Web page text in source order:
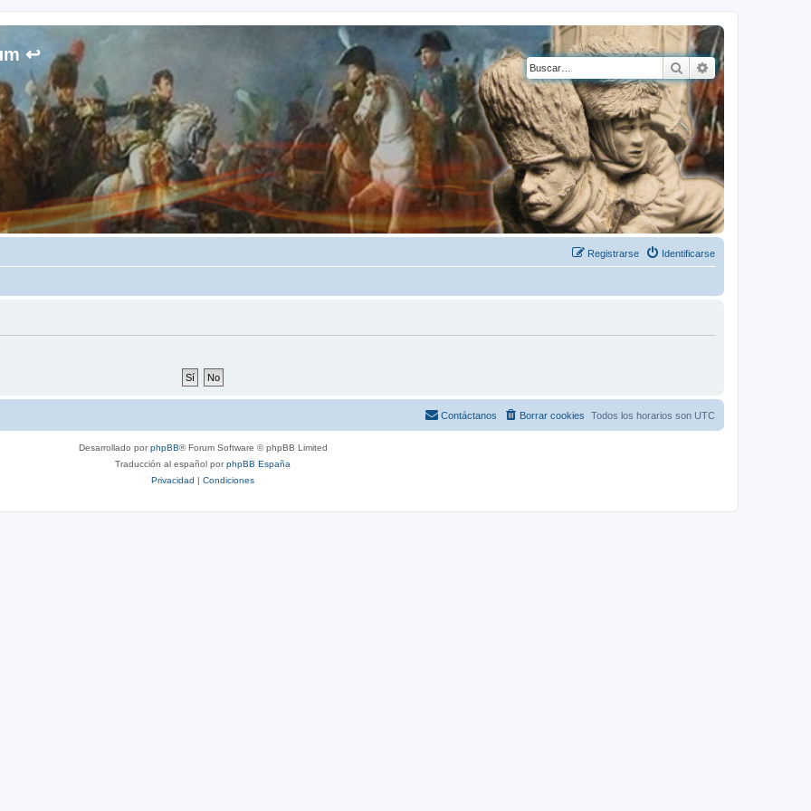
↩
BuscarBúsqueda
Identificarse
Registrarse
Todos los horarios son UTC
Borrar cookies
Contáctanos
Desarrollado porphpBB® Forum Software © phpBB Limited
Traducción al español porphpBB España
Privacidad | Condiciones